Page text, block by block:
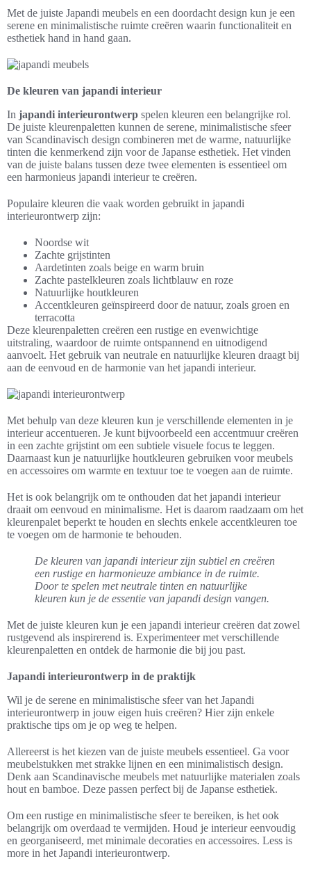
Met de juiste Japandi meubels en een doordacht design kun je een
serene en minimalistische ruimte creëren waarin functionaliteit en
esthetiek hand in hand gaan.
De kleuren van japandi interieur
In japandi interieurontwerp spelen kleuren een belangrijke rol.
De juiste kleurenpaletten kunnen de serene, minimalistische sfeer
van Scandinavisch design combineren met de warme, natuurlijke
tinten die kenmerkend zijn voor de Japanse esthetiek. Het vinden
van de juiste balans tussen deze twee elementen is essentieel om
een harmonieus japandi interieur te creëren.
Populaire kleuren die vaak worden gebruikt in japandi
interieurontwerp zijn:
Noordse wit
Zachte grijstinten
Aardetinten zoals beige en warm bruin
Zachte pastelkleuren zoals lichtblauw en roze
Natuurlijke houtkleuren
Accentkleuren geïnspireerd door de natuur, zoals groen en
terracotta
Deze kleurenpaletten creëren een rustige en evenwichtige
uitstraling, waardoor de ruimte ontspannend en uitnodigend
aanvoelt. Het gebruik van neutrale en natuurlijke kleuren draagt bij
aan de eenvoud en de harmonie van het japandi interieur.
Met behulp van deze kleuren kun je verschillende elementen in je
interieur accentueren. Je kunt bijvoorbeeld een accentmuur creëren
in een zachte grijstint om een subtiele visuele focus te leggen.
Daarnaast kun je natuurlijke houtkleuren gebruiken voor meubels
en accessoires om warmte en textuur toe te voegen aan de ruimte.
Het is ook belangrijk om te onthouden dat het japandi interieur
draait om eenvoud en minimalisme. Het is daarom raadzaam om het
kleurenpalet beperkt te houden en slechts enkele accentkleuren toe
te voegen om de harmonie te behouden.
De kleuren van japandi interieur zijn subtiel en creëren
een rustige en harmonieuze ambiance in de ruimte.
Door te spelen met neutrale tinten en natuurlijke
kleuren kun je de essentie van japandi design vangen.
Met de juiste kleuren kun je een japandi interieur creëren dat zowel
rustgevend als inspirerend is. Experimenteer met verschillende
kleurenpaletten en ontdek de harmonie die bij jou past.
Japandi interieurontwerp in de praktijk
Wil je de serene en minimalistische sfeer van het Japandi
interieurontwerp in jouw eigen huis creëren? Hier zijn enkele
praktische tips om je op weg te helpen.
Allereerst is het kiezen van de juiste meubels essentieel. Ga voor
meubelstukken met strakke lijnen en een minimalistisch design.
Denk aan Scandinavische meubels met natuurlijke materialen zoals
hout en bamboe. Deze passen perfect bij de Japanse esthetiek.
Om een rustige en minimalistische sfeer te bereiken, is het ook
belangrijk om overdaad te vermijden. Houd je interieur eenvoudig
en georganiseerd, met minimale decoraties en accessoires. Less is
more in het Japandi interieurontwerp.